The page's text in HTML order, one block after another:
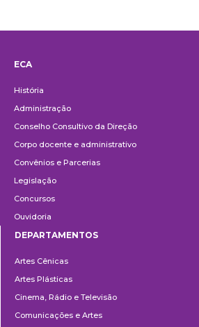
ECA
História
Administração
Conselho Consultivo da Direção
Corpo docente e administrativo
Convênios e Parcerias
Legislação
Concursos
Ouvidoria
DEPARTAMENTOS
Artes Cênicas
Artes Plásticas
Cinema, Rádio e Televisão
Comunicações e Artes